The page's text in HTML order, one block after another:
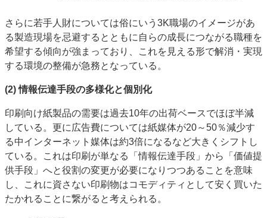
さらに若手人財については俗にいう3K職場のイメージがあ
る製造現場を忌避するとともに自らの成長につながる職種を
希望する傾向が強まっており、これを見える形で解消・実現
する環境の整備が急務となっている。
(2)情報伝達手段の多様化と個別化
印刷向け紙製品の需要は過去10年の出荷ベースでほぼ半減
している。更に広告費については紙媒体が20～50％減少す
る中インターネット媒体は約3倍になるなど大きくシフトし
ている。これは印刷が単なる「情報伝達手段」から「価値提
供手段」へと役割の変更が必要になりつつあることを意味
し、これに資さない印刷物はコモディティとして安く買いた
たかれることに繋がると考えられる。